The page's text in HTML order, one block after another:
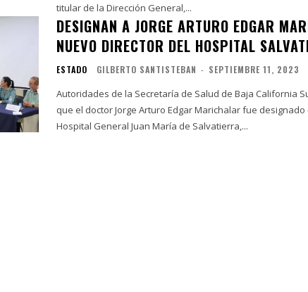
titular de la Dirección General,...
DESIGNAN A JORGE ARTURO EDGAR
NUEVO DIRECTOR DEL HOSPITAL
ESTADO GILBERTO SANTISTEBAN - SEPTIEMBRE 11, 2023
Autoridades de la Secretaría de Salud de Baja California
que el doctor Jorge Arturo Edgar Marichalar fue
Hospital General Juan María de Salvatierra,...